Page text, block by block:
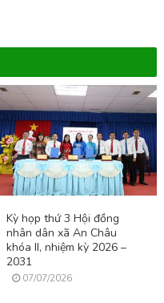
Kỳ họp thứ 3 Hội đồng
nhân dân xã An Châu
khóa II, nhiệm kỳ 2026 –
2031
07/07/2026